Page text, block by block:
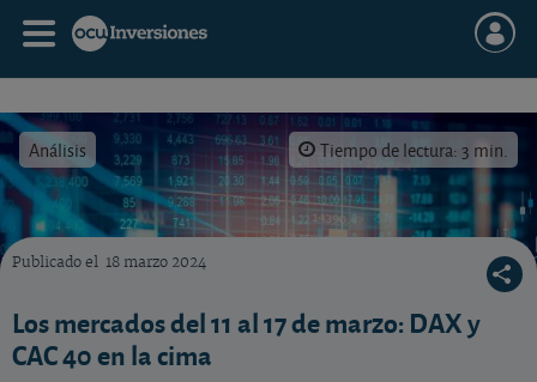
Análisis Tiempo de lectura: 3 min.
Publicado el 18 marzo 2024
Los mercados del 11 al 17 de marzo: DAX y
CAC 40 en la cima